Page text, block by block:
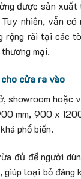
được sản xuất
nhiên, vẫn có
rộng rãi tại các
mại.
cửa ra vào
showroom hoặc
mm, 900 x
phổ biến.
đủ để người
loại bỏ đáng